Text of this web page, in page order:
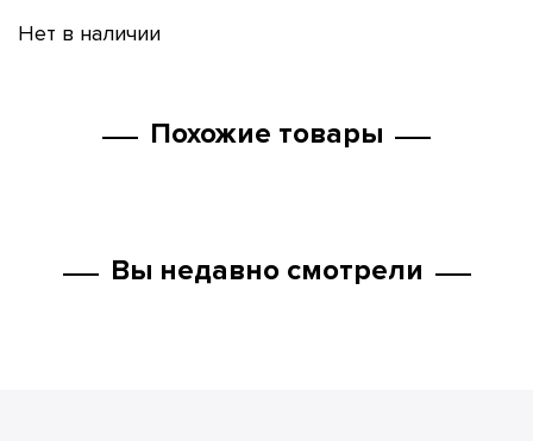
Нет в наличии
Похожие товары
Вы недавно смотрели